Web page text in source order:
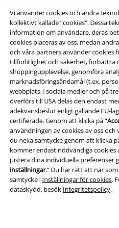
Vi använder cookies och andra
kollektivt kallade “cookies". Dessa
information om användare, deras
cookies placeras av oss, medan
och våra partners använder cookies
tillförlitlighet och säkerhet, förbättra
shoppingupplevelse, genomföra
marknadsföringsändamål (t.ex.
webbplats, i sociala medier och på
överförs till USA delas den endast
adekvansbeslut enligt gällande EU-
certifierade. Genom att klicka på “
användningen av cookies av oss
du neka samtycke genom att klicka
kommer endast nödvändiga cookies
justera dina individuella preferenser
inställningar.” Du har rätt att när
samtycke i Inställningar för cookies.
dataskydd, besök Integritetspolicy.
Juridisk information/
Villkor
Om oss